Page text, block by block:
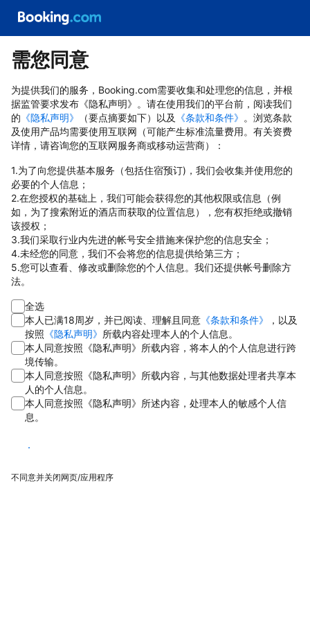
需您同意
为提供我们的服务，Booking.com需要收集和处理您的信息，并根
据监管要求发布《隐私声明》。请在使用我们的平台前，阅读我们
的 《隐私声明》 （要点摘要如下）以及 《条款和条件》 。浏览条款
及使用产品均需要使用互联网（可能产生标准流量费用。有关资费
详情，请咨询您的互联网服务商或移动运营商）：
1.为了向您提供基本服务（包括住宿预订)，我们会收集并使用您的
必要的个人信息；
2.在您授权的基础上，我们可能会获得您的其他权限或信息（例
如，为了搜索附近的酒店而获取的位置信息），您有权拒绝或撤销
该授权；
3.我们采取行业内先进的帐号安全措施来保护您的信息安全；
4.未经您的同意，我们不会将您的信息提供给第三方；
5.您可以查看、修改或删除您的个人信息。我们还提供帐号删除方
法。
全选
本人已满18周岁，并已阅读、理解且同意 《条款和条件》
，以及
按照 《隐私声明》 所载内容处理本人的个人信息。
本人同意按照《隐私声明》所载内容，将本人的个人信息进行跨
境传输。
本人同意按照《隐私声明》所载内容，与其他数据处理者共享本
人的个人信息。
本人同意按照《隐私声明》所述内容，处理本人的敏感个人信
息。
同意
不同意并关闭网页/应用程序